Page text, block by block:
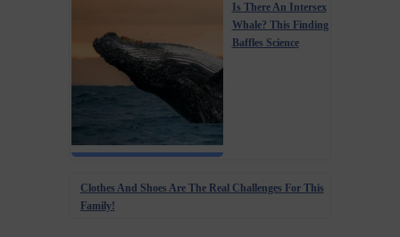
Is There An Intersex
Whale? This Finding
Baffles Science
Clothes And Shoes Are The Real Challenges For This
Family!